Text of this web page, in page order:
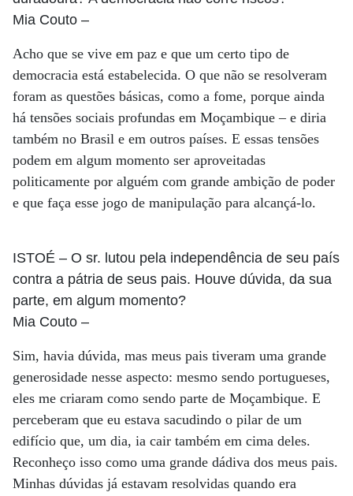
Mia Couto –
Acho que se vive em paz e que um certo tipo de
democracia está estabelecida. O que não se resolveram
foram as questões básicas, como a fome, porque ainda
há tensões sociais profundas em Moçambique – e diria
também no Brasil e em outros países. E essas tensões
podem em algum momento ser aproveitadas
politicamente por alguém com grande ambição de poder
e que faça esse jogo de manipulação para alcançá-lo.
ISTOÉ – O sr. lutou pela independência de seu país
contra a pátria de seus pais. Houve dúvida, da sua
parte, em algum momento?
Mia Couto –
Sim, havia dúvida, mas meus pais tiveram uma grande
generosidade nesse aspecto: mesmo sendo portugueses,
eles me criaram como sendo parte de Moçambique. E
perceberam que eu estava sacudindo o pilar de um
edifício que, um dia, ia cair também em cima deles.
Reconheço isso como uma grande dádiva dos meus pais.
Minhas dúvidas já estavam resolvidas quando era